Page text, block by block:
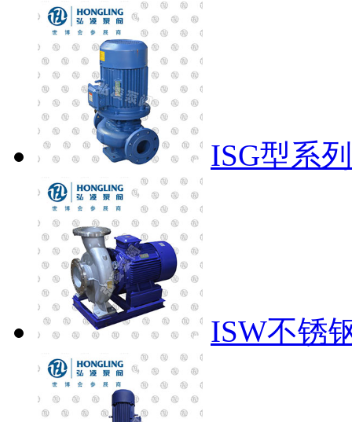
ISG型系
ISW不锈